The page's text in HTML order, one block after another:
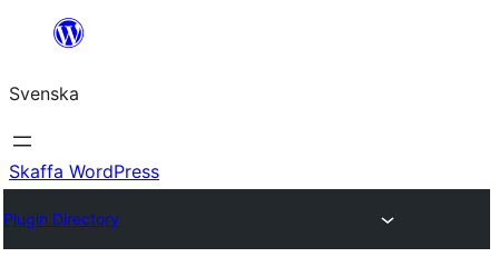
Hoppa
innehåll
Svenska
Skaffa WordPress
Plugin Directory